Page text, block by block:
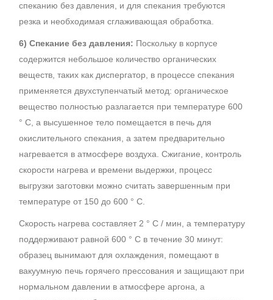
спеканию без давления, и для спекания требуются
резка и необходимая сглаживающая обработка.
6) Спекание без давления: Поскольку в корпусе
содержится небольшое количество органических
веществ, таких как диспергатор, в процессе спекания
применяется двухступенчатый метод: органическое
вещество полностью разлагается при температуре 600
° C, а высушенное тело помещается в печь для
окислительного спекания, а затем предварительно
нагревается в атмосфере воздуха. Сжигание, контроль
скорости нагрева и времени выдержки, процесс
выгрузки заготовки можно считать завершенным при
температуре от 150 до 600 ° C.
Скорость нагрева составляет 2 ° С / мин, а температуру
поддерживают равной 600 ° С в течение 30 минут:
образец вынимают для охлаждения, помещают в
вакуумную печь горячего прессования и защищают при
нормальном давлении в атмосфере аргона, а